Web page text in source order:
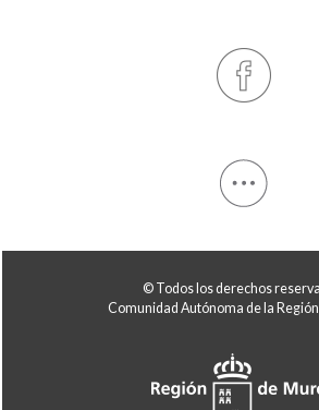
© Todos los derechos
Comunidad Autónoma de la